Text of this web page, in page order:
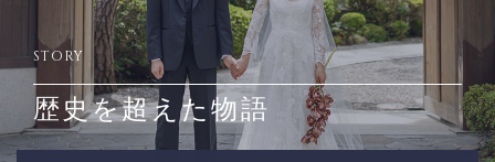
STORY
歴史を超えた物語